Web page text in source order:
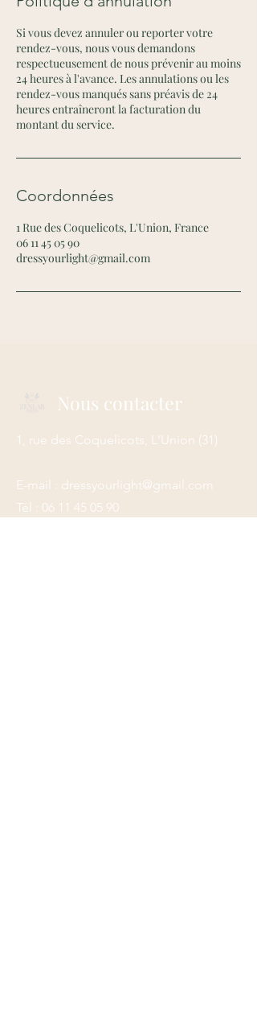
Si vous devez annuler ou reporter votre
rendez-vous, nous vous demandons
respectueusement de nous prévenir au moins
24 heures à l'avance. Les annulations ou les
rendez-vous manqués sans préavis de 24
heures entraîneront la facturation du
montant du service.
Coordonnées
1 Rue des Coquelicots, L'Union, France
06 11 45 05 90
dressyourlight@gmail.com
Nous contacter
1, rue des Coquelicots, L'Union (31)
E-mail : dressyourlight@gmail.com
Tél : 06 11 45 05 90